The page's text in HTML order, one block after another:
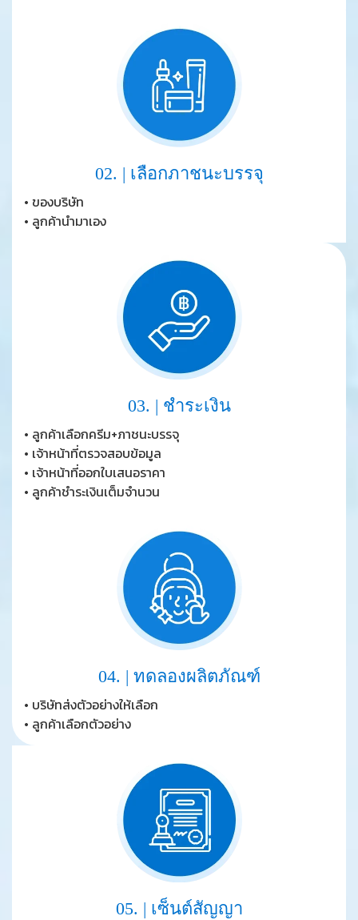
02. | เลือกภาชนะบรรจุ
• ของบริษัท
• ลูกค้านำมาเอง
03. | ชำระเงิน
• ลูกค้าเลือกครีม+ภาชนะบรรจุ
• เจ้าหน้าที่ตรวจสอบข้อมูล
• เจ้าหน้าที่ออกใบเสนอราคา
• ลูกค้าชำระเงินเต็มจำนวน
04. | ทดลองผลิตภัณฑ์
• บริษัทส่งตัวอย่างให้เลือก
• ลูกค้าเลือกตัวอย่าง
05. | เซ็นต์สัญญา